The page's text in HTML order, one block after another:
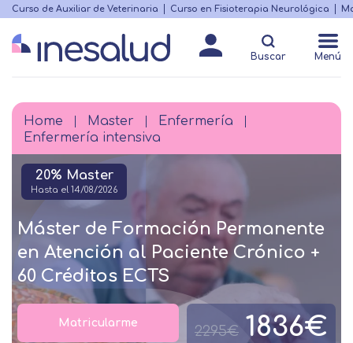
Skip
main
content
Menú
destacado
Curso de Auxiliar de Veterinaria Curso en Fisioterapia Neurológica
Buscar Menú
Breadcrumb
Home Master
Enfermería
Enfermería intensiva
20% Master
Hasta el 14/08/2026
Máster de Formación Permanente
en Atención al Paciente Crónico +
60 Créditos ECTS
2295€ 1836€
Matricularme
Matricularme